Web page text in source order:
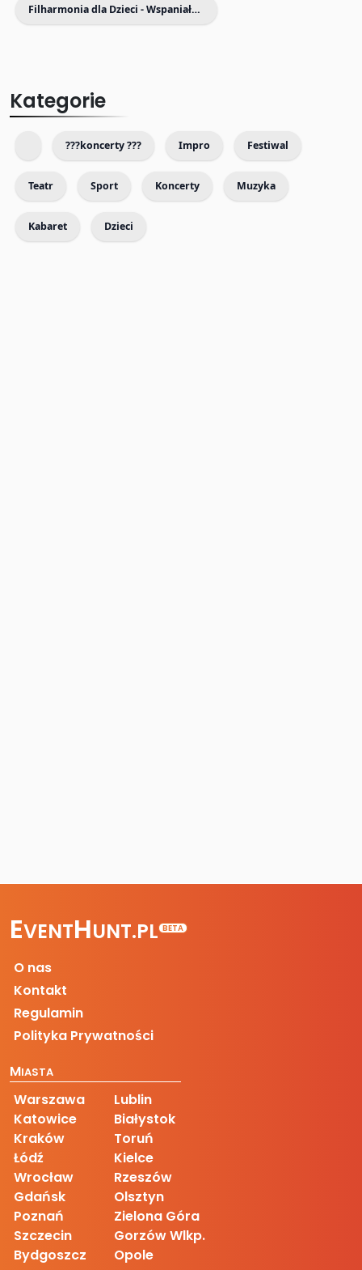
Filharmonia dla Dzieci - Wspaniałe koncerty dla Dzieci i Rodziców
Kategorie
???koncerty ??? Impro Festiwal
Teatr Sport Koncerty Muzyka
Kabaret Dzieci
EVENTHUNT.PL BETA
O nas
Kontakt
Regulamin
Polityka Prywatności
MIASTA
Warszawa
Katowice
Kraków
Łódź
Wrocław
Gdańsk
Poznań
Szczecin
Bydgoszcz
Lublin
Białystok
Toruń
Kielce
Rzeszów
Olsztyn
Zielona Góra
Gorzów Wlkp.
Opole